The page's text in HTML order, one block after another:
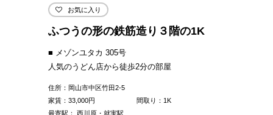
お気に入り
ふつうの形の鉄筋造り３階の1K
■ メゾンユタカ 305号
人気のうどん店から徒歩2分の部屋
住所：岡山市中区竹田2-5
家賃： 33,000円
間取り：1K
最寄駅： 西川原・就実駅